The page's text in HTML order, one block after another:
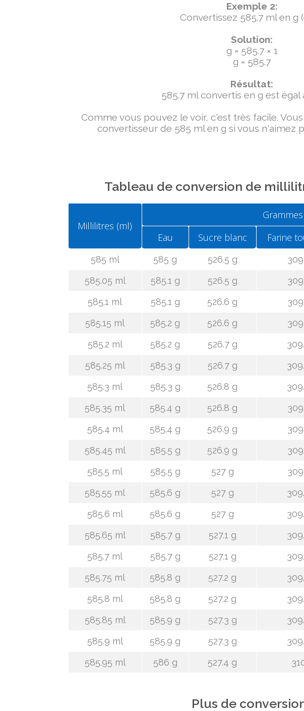
Exemple 2:
Convertissez 585.7 ml en g
Solution:
g = 585.7 × 1
g = 585.7
Résultat:
585.7 ml convertis en g est égal
Comme vous pouvez le voir, c'est très facile.
convertisseur de 585 ml en g si vous n'aimez
Tableau de conversion de
Millilitres (ml)
Grammes
Eau
Sucre blanc Farine
585 ml 585 g 526.5 g
585.05 ml
585.1 g 526.5 g
585.1 ml
585.1 g 526.6 g
585.15 ml
585.2 g 526.6 g
585.2 ml
585.2 g 526.7 g
585.25 ml
585.3 g 526.7 g
585.3 ml
585.3 g 526.8 g
585.35 ml
585.4 g 526.8 g
585.4 ml
585.4 g 526.9 g
585.45 ml
585.5 g 526.9 g
585.5 ml
585.5 g 527 g
585.55 ml
585.6 g 527 g
585.6 ml
585.6 g 527 g
585.65 ml
585.7 g 527.1 g
585.7 ml
585.7 g 527.1 g
585.75 ml
585.8 g 527.2 g
585.8 ml
585.8 g 527.2 g
585.85 ml
585.9 g 527.3 g
585.9 ml
585.9 g 527.3 g
585.95 ml
586 g 527.4 g
Plus de